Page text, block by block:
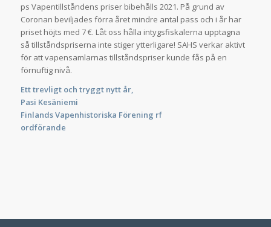
ps Vapentillståndens priser bibehålls 2021. På grund av
Coronan beviljades förra året mindre antal pass och i år har
priset höjts med 7 €. Låt oss hålla intygsfiskalerna upptagna
så tillståndspriserna inte stiger ytterligare! SAHS verkar aktivt
för att vapensamlarnas tillståndspriser kunde fås på en
förnuftig nivå.
Ett trevligt och tryggt nytt år,
Pasi Kesäniemi
Finlands Vapenhistoriska Förening rf
ordförande